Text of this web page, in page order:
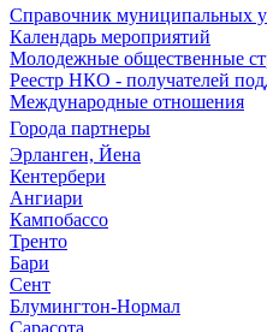
Справочник муниципальных
Календарь мероприятий
Молодежные общественные
Реестр НКО - получателей
Международные отношения
Города партнеры
Эрланген, Йена
Кентербери
Ангиари
Кампобассо
Тренто
Бари
Сент
Блумингтон-Нормал
Сарасота